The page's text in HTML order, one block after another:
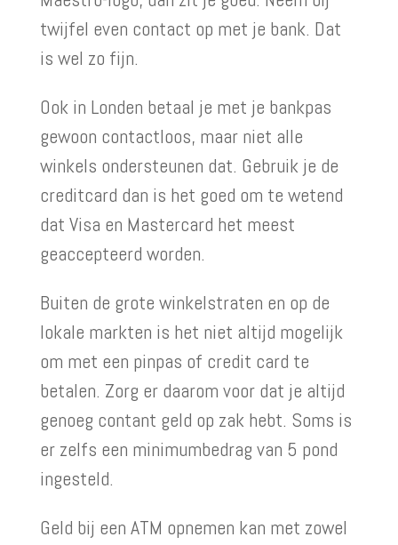
twijfel even contact op met je bank. Dat
is wel zo fijn.
Ook in Londen betaal je met je bankpas
gewoon contactloos, maar niet alle
winkels ondersteunen dat. Gebruik je de
creditcard dan is het goed om te wetend
dat Visa en Mastercard het meest
geaccepteerd worden.
Buiten de grote winkelstraten en op de
lokale markten is het niet altijd mogelijk
om met een pinpas of credit card te
betalen. Zorg er daarom voor dat je altijd
genoeg contant geld op zak hebt. Soms is
er zelfs een minimumbedrag van 5 pond
ingesteld.
Geld bij een ATM opnemen kan met zowel